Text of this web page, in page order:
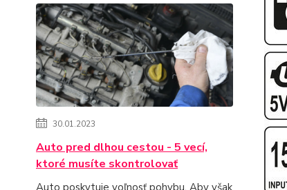
30.01.2023
Auto pred dlhou cestou - 5 vecí,
ktoré musíte skontrolovať
Auto poskytuje voľnosť pohybu. Aby však